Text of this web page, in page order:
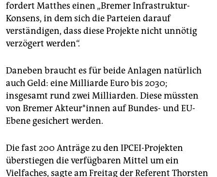
fordert Matthes einen „Bremer Infrastruktur-
Konsens, in dem sich die Parteien darauf
verständigen, dass diese Projekte nicht unnötig
verzögert werden“.
Daneben braucht es für beide Anlagen natürlich
auch Geld: eine Milliarde Euro bis 2030;
insgesamt rund zwei Milliarden. Diese müssten
von Bremer Ak­teu­r*in­nen auf Bundes- und EU-
Ebene gesichert werden.
Die fast 200 Anträge zu den IPCEI-Projekten
überstiegen die verfügbaren Mittel um ein
Vielfaches, sagte am Freitag der Referent Thorsten